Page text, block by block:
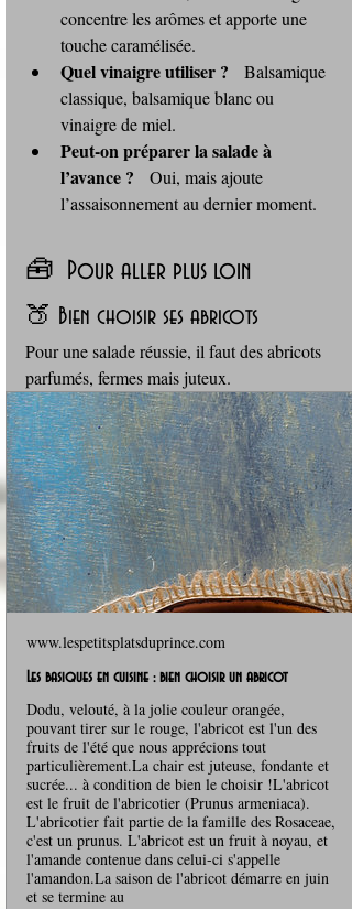
concentre les arômes et apporte une
touche caramélisée.
Quel vinaigre utiliser ? Balsamique
classique, balsamique blanc ou
vinaigre de miel.
Peut‑on préparer la salade à
l’avance ? Oui, mais ajoute
l’assaisonnement au dernier moment.
🧰  Pour aller plus loin
🍑 Bien choisir ses abricots
Pour une salade réussie, il faut des abricots
parfumés, fermes mais juteux.
www.lespetitsplatsduprince.com
Les basiques en cuisine : bien choisir un abricot
Dodu, velouté, à la jolie couleur orangée,
pouvant tirer sur le rouge, l'abricot est l'un des
fruits de l'été que nous apprécions tout
particulièrement.La chair est juteuse, fondante et
sucrée... à condition de bien le choisir !L'abricot
est le fruit de l'abricotier (Prunus armeniaca).
L'abricotier fait partie de la famille des Rosaceae,
c'est un prunus. L'abricot est un fruit à noyau, et
l'amande contenue dans celui-ci s'appelle
l'amandon.La saison de l'abricot démarre en juin
et se termine au